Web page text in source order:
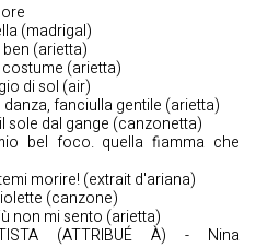
(madrigal)
ben (arietta)
costume (arietta)
di sol (air)
danza, fanciulla gentile (arietta)
il sole dal gange (canzonetta)
bel foco. quella fiamma che
morire! (extrait d'ariana)
(canzone)
non mi sento (arietta)
(ATTRIBUÉ À) - Nina